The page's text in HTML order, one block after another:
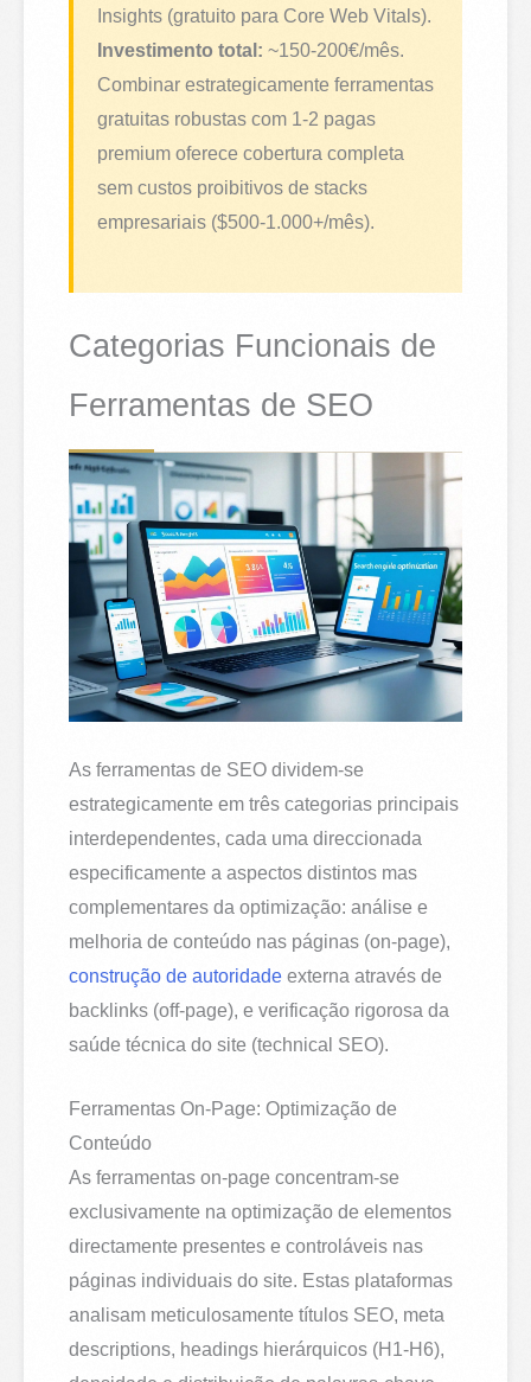
Insights (gratuito para Core Web Vitals).
Investimento total: ~150-200€/mês.
Combinar estrategicamente ferramentas
gratuitas robustas com 1-2 pagas
premium oferece cobertura completa
sem custos proibitivos de stacks
empresariais ($500-1.000+/mês).
Categorias Funcionais de
Ferramentas de SEO
As ferramentas de SEO dividem-se
estrategicamente em três categorias principais
interdependentes, cada uma direccionada
especificamente a aspectos distintos mas
complementares da optimização: análise e
melhoria de conteúdo nas páginas (on-page),
construção de autoridade externa através de
backlinks (off-page), e verificação rigorosa da
saúde técnica do site (technical SEO).
Ferramentas On-Page: Optimização de
Conteúdo
As ferramentas on-page concentram-se
exclusivamente na optimização de elementos
directamente presentes e controláveis nas
páginas individuais do site. Estas plataformas
analisam meticulosamente títulos SEO, meta
descriptions, headings hierárquicos (H1-H6),